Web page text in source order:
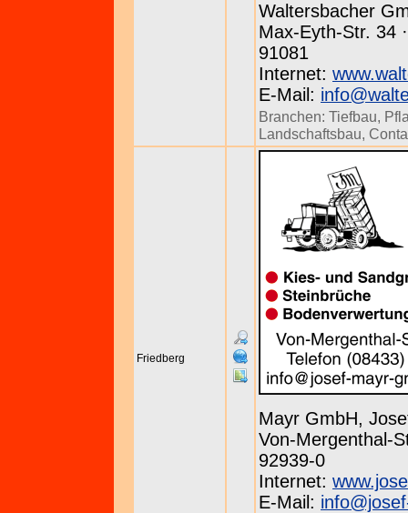
Waltersbacher
Max-Eyth-Str. 34
91081
Internet:
E-Mail:
Branchen: Tiefbau,
Landschaftsbau,
Friedberg
Mayr GmbH,
Von-Mergenthal-
92939-0
Internet:
E-Mail: